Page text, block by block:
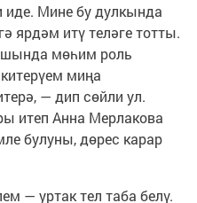
иде. Мине бу дулкында
ярдәм итү теләге тотты.
мөһим роль
миңа
— дип сөйли ул.
итеп Анна Мерлакова
булуны, дөрес карар
— уртак тел таба белү.